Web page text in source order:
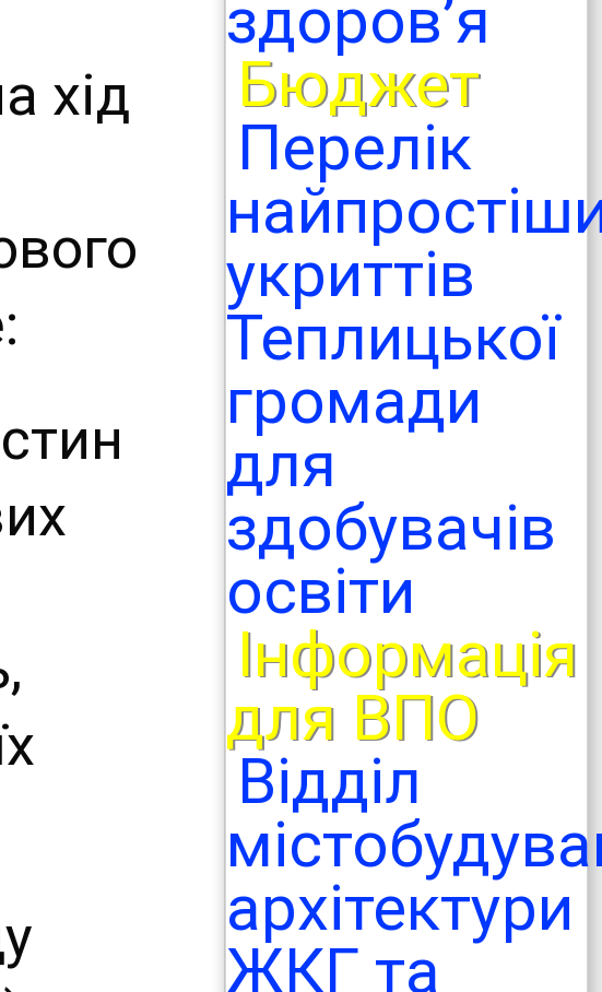
хід
здоров’я
Бюджет
Перелік
укриттів
Теплицької
громади
для
здобувачів
освіти
Інформація
для ВПО
Відділ
архітектури
ЖКГ та